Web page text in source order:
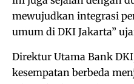
mewujudkan integrasi
umum di DKI Jakarta”
Direktur Utama Bank
kesempatan berbeda